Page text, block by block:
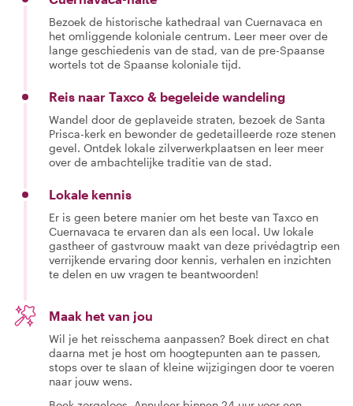
Bezoek de historische kathedraal van Cuernavaca en
het omliggende koloniale centrum. Leer meer over de
lange geschiedenis van de stad, van de pre-Spaanse
wortels tot de Spaanse koloniale tijd.
Reis naar Taxco & begeleide wandeling
Wandel door de geplaveide straten, bezoek de Santa
Prisca-kerk en bewonder de gedetailleerde roze stenen
gevel. Ontdek lokale zilverwerkplaatsen en leer meer
over de ambachtelijke traditie van de stad.
Lokale kennis
Er is geen betere manier om het beste van Taxco en
Cuernavaca te ervaren dan als een local. Uw lokale
gastheer of gastvrouw maakt van deze privédagtrip een
verrijkende ervaring door kennis, verhalen en inzichten
te delen en uw vragen te beantwoorden!
Maak het van jou
Wil je het reisschema aanpassen? Boek direct en chat
daarna met je host om hoogtepunten aan te passen,
stops over te slaan of kleine wijzigingen door te voeren
naar jouw wens.